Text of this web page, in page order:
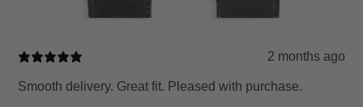
2 months ago
Smooth delivery. Great fit. Pleased with purchase.